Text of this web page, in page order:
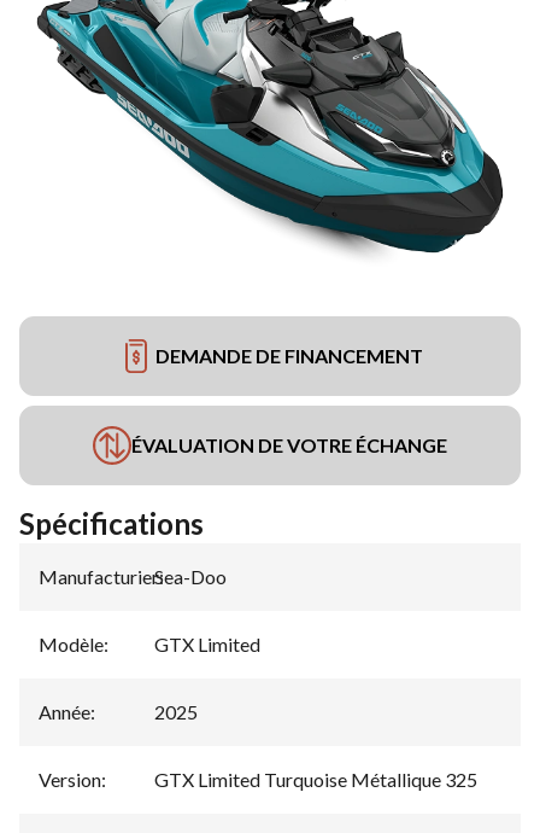
DEMANDE DE FINANCEMENT
ÉVALUATION DE VOTRE ÉCHANGE
Spécifications
Manufacturier:
Sea-Doo
Modèle: GTX Limited
Année: 2025
Version: GTX Limited Turquoise Métallique 325